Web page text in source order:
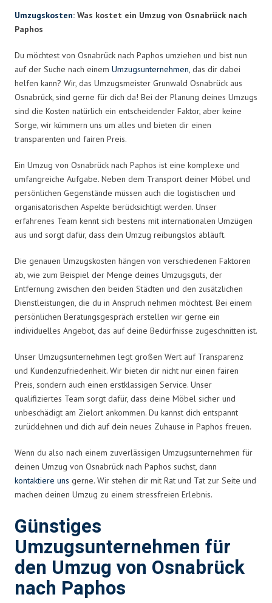
Umzugskosten: Was kostet ein Umzug von Osnabrück nach
Paphos
Du möchtest von Osnabrück nach Paphos umziehen und bist nun
auf der Suche nach einem Umzugsunternehmen, das dir dabei
helfen kann? Wir, das Umzugsmeister Grunwald Osnabrück aus
Osnabrück, sind gerne für dich da! Bei der Planung deines Umzugs
sind die Kosten natürlich ein entscheidender Faktor, aber keine
Sorge, wir kümmern uns um alles und bieten dir einen
transparenten und fairen Preis.
Ein Umzug von Osnabrück nach Paphos ist eine komplexe und
umfangreiche Aufgabe. Neben dem Transport deiner Möbel und
persönlichen Gegenstände müssen auch die logistischen und
organisatorischen Aspekte berücksichtigt werden. Unser
erfahrenes Team kennt sich bestens mit internationalen Umzügen
aus und sorgt dafür, dass dein Umzug reibungslos abläuft.
Die genauen Umzugskosten hängen von verschiedenen Faktoren
ab, wie zum Beispiel der Menge deines Umzugsguts, der
Entfernung zwischen den beiden Städten und den zusätzlichen
Dienstleistungen, die du in Anspruch nehmen möchtest. Bei einem
persönlichen Beratungsgespräch erstellen wir gerne ein
individuelles Angebot, das auf deine Bedürfnisse zugeschnitten ist.
Unser Umzugsunternehmen legt großen Wert auf Transparenz
und Kundenzufriedenheit. Wir bieten dir nicht nur einen fairen
Preis, sondern auch einen erstklassigen Service. Unser
qualifiziertes Team sorgt dafür, dass deine Möbel sicher und
unbeschädigt am Zielort ankommen. Du kannst dich entspannt
zurücklehnen und dich auf dein neues Zuhause in Paphos freuen.
Wenn du also nach einem zuverlässigen Umzugsunternehmen für
deinen Umzug von Osnabrück nach Paphos suchst, dann
kontaktiere uns gerne. Wir stehen dir mit Rat und Tat zur Seite und
machen deinen Umzug zu einem stressfreien Erlebnis.
Günstiges
Umzugsunternehmen für
den Umzug von Osnabrück
nach Paphos